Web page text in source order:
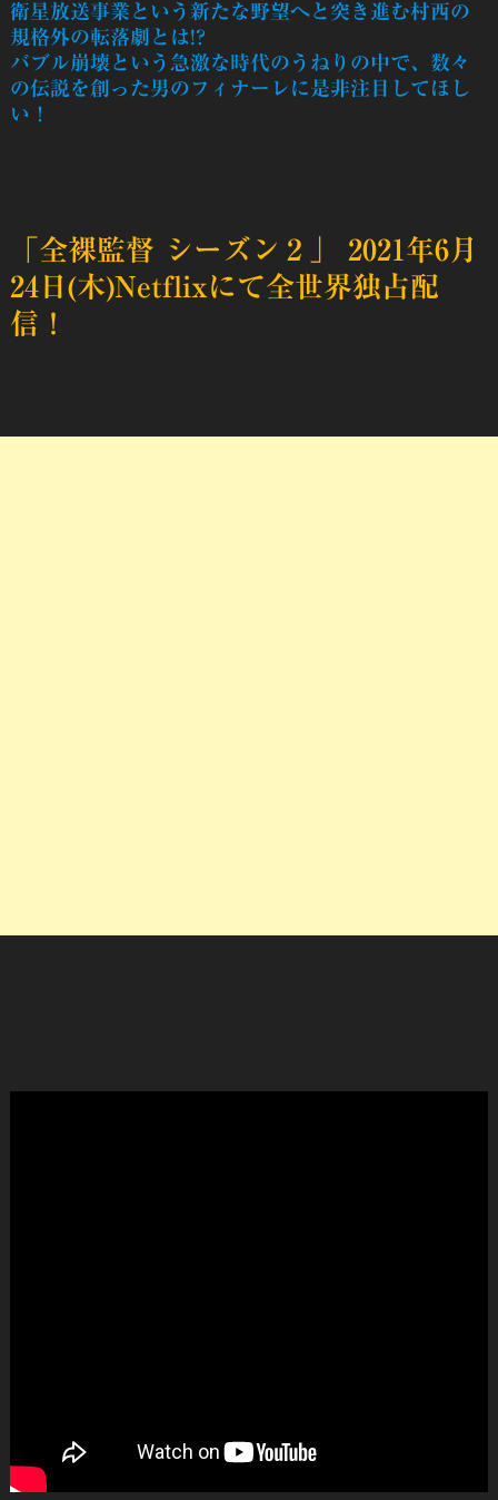
衛星放送事業という新たな野望へと突き進む村西の
規格外の転落劇とは!?
バブル崩壊という急激な時代のうねりの中で、数々
の伝説を創った男のフィナーレに是非注目してほし
い！
「全裸監督 シーズン２」 2021年6月
24日(木)Netflixにて全世界独占配
信！